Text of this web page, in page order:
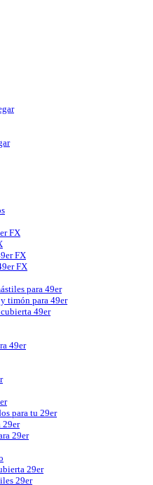
FX
FX
FX
para 49er
timón para 49er
49er
49er
para tu 29er
29er
29er
29er
29er